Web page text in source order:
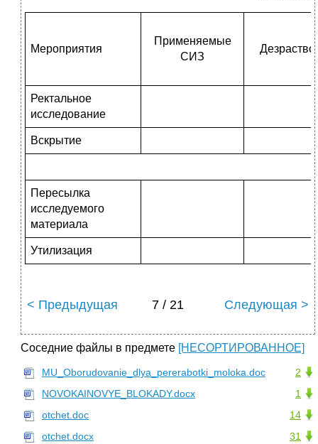
Мероприятия
Применяемые
СИЗ
Ректальное
исследование
Вскрытие
Пересылка
исследуемого
материала
Утилизация
< Предыдущая 7 / 21 Следующая >
Соседние файлы в предмете [НЕСОРТИРОВАННОЕ]
2
MU_Oborudovanie_dlya_pererabotki_moloka.doc
1
NOVOKAINOVYE_BLOKADY.docx
14
otchet.doc
31
otchet.docx